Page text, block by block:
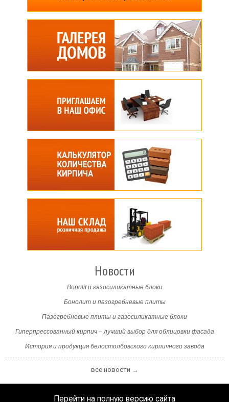
Новости
Bonolit и газосиликатные блоки
Бонолит и пазогребневые плиты
Пазогребневые плиты и газосиликатные блоки
Гиперпрессованный кирпич – лучший выбор для облицовки фасада
История и продукция белостолбовского кирпичного завода
все новости →
Перейти на полную версию сайта